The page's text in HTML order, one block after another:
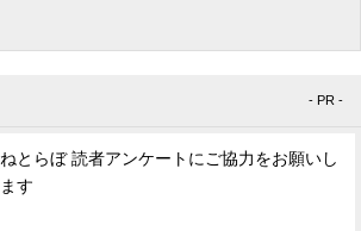
- PR -
ねとらぼ 読者アンケートにご協力をお願いし
ます